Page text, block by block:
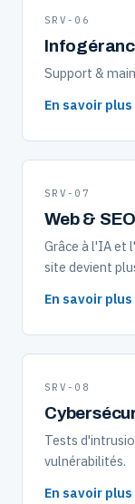
SRV-06
Support &
En savoir
SRV-07
Web & SEO
Grâce à l'IA et
site devient
En savoir
SRV-08
Tests
vulnérabilités.
En savoir